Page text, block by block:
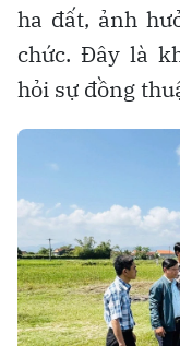
ha đất, ảnh
chức. Đây là
hỏi sự đồng